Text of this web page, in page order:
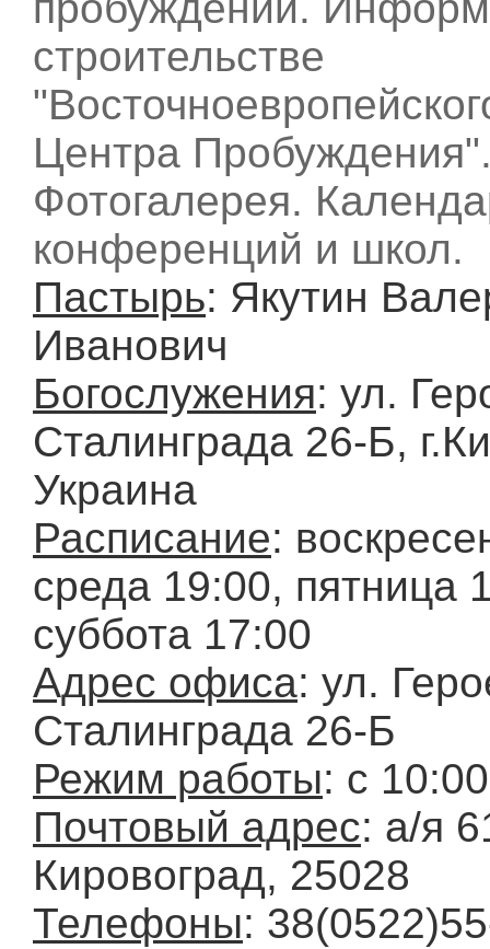
строительстве
Центра
Фотогалерея.
конференций и школ.
Пастырь: Якутин
Иванович
Богослужения: ул.
Сталинграда 26-Б,
Украина
Расписание:
среда 19:00, пятница
суббота 17:00
Адрес офиса: ул.
Сталинграда 26-Б
Режим работы: с
Почтовый адрес: а/я
Кировоград, 25028
Телефоны: